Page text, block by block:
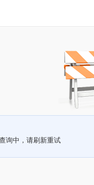
询中，请刷新重试